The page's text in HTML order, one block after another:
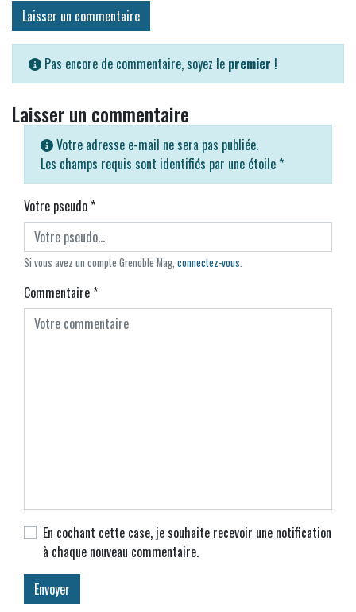
Laisser un commentaire
Pas encore de commentaire, soyez le premier !
Laisser un commentaire
Votre adresse e-mail ne sera pas publiée.
Les champs requis sont identifiés par une étoile *
Votre pseudo*
Si vous avez un compte Grenoble Mag, connectez-vous.
Commentaire*
En cochant cette case, je souhaite recevoir une notification
à chaque nouveau commentaire.